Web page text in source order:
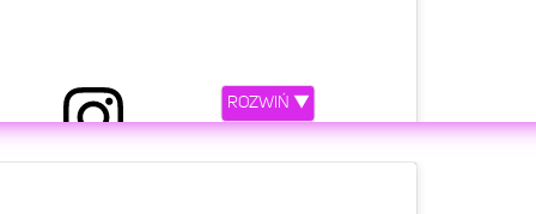
Adam Zdrójkowski (@adam_zdrojkowski)
ROZWIŃ ▼